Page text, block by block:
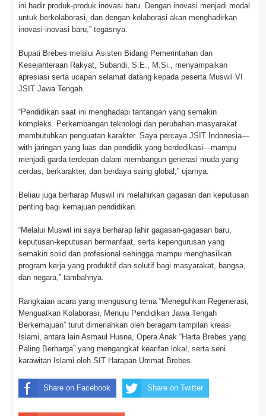
ini hadir produk-produk inovasi baru. Dengan inovasi menjadi modal
untuk berkolaborasi, dan dengan kolaborasi akan menghadirkan
inovasi-inovasi baru,” tegasnya.
Bupati Brebes melalui Asisten Bidang Pemerintahan dan
Kesejahteraan Rakyat, Subandi, S.E., M.Si., menyampaikan
apresiasi serta ucapan selamat datang kepada peserta Muswil VI
JSIT Jawa Tengah.
“Pendidikan saat ini menghadapi tantangan yang semakin
kompleks. Perkembangan teknologi dan perubahan masyarakat
membutuhkan penguatan karakter. Saya percaya JSIT Indonesia—
with jaringan yang luas dan pendidik yang berdedikasi—mampu
menjadi garda terdepan dalam membangun generasi muda yang
cerdas, berkarakter, dan berdaya saing global,” ujarnya.
Beliau juga berharap Muswil ini melahirkan gagasan dan keputusan
penting bagi kemajuan pendidikan.
“Melalui Muswil ini saya berharap lahir gagasan-gagasan baru,
keputusan-keputusan bermanfaat, serta kepengurusan yang
semakin solid dan profesional sehingga mampu menghasilkan
program kerja yang produktif dan solutif bagi masyarakat, bangsa,
dan negara,” tambahnya.
Rangkaian acara yang mengusung tema “Meneguhkan Regenerasi,
Menguatkan Kolaborasi, Menuju Pendidikan Jawa Tengah
Berkemajuan” turut dimeriahkan oleh beragam tampilan kreasi
Islami, antara lain Asmaul Husna, Opera Anak “Harta Brebes yang
Paling Berharga” yang mengangkat kearifan lokal, serta seni
karawitan Islami oleh SIT Harapan Ummat Brebes.
Share on Facebook Share on Twitter